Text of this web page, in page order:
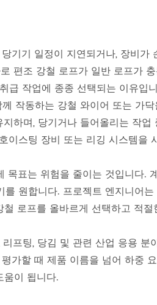
기기 일정이 지연되거나, 장비가
편조 강철 로프가 일반 로프가
급 작업에 종종 선택되는 이유입
작동하는 강철 와이어 또는 가
하며, 당기거나 들어올리는 작업
이스팅 장비 또는 리깅 시스템을
표는 위험을 줄이는 것입니다.
원합니다. 프로젝트 엔지니어
로프를 올바르게 선택하고 적
팅, 당김 및 관련 산업 응용 분
가할 때 제품 이름을 넘어 하중
이 됩니다.